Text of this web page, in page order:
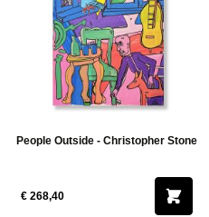
People Outside - Christopher Stone
€ 268,40